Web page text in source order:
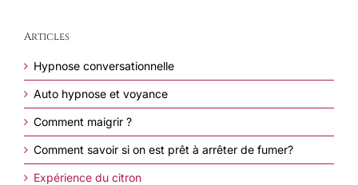
Articles
Hypnose conversationnelle
Auto hypnose et voyance
Comment maigrir ?
Comment savoir si on est prêt à arrêter de fumer?
Expérience du citron